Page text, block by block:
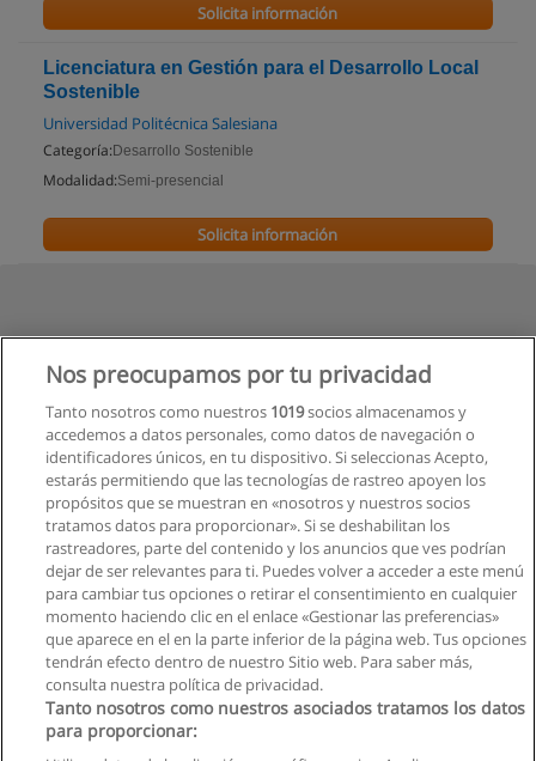
Solicita información
Licenciatura en Gestión para el Desarrollo Local
Sostenible
Universidad Politécnica Salesiana
Categoría: Desarrollo Sostenible
Modalidad:Semi-presencial
Solicita información
Nos preocupamos por tu privacidad
Tanto nosotros como nuestros 1019socios almacenamos y
accedemos a datos personales, como datos de navegación o
identificadores únicos, en tu dispositivo. Si seleccionas Acepto,
estarás permitiendo que las tecnologías de rastreo apoyen los
propósitos que se muestran en «nosotros y nuestros socios
tratamos datos para proporcionar». Si se deshabilitan los
rastreadores, parte del contenido y los anuncios que ves podrían
dejar de ser relevantes para ti. Puedes volver a acceder a este menú
para cambiar tus opciones o retirar el consentimiento en cualquier
momento haciendo clic en el enlace «Gestionar las preferencias»
que aparece en el en la parte inferior de la página web. Tus opciones
tendrán efecto dentro de nuestro Sitio web. Para saber más,
consulta nuestra política de privacidad.
Tanto nosotros como nuestros asociados tratamos los datos
para proporcionar: